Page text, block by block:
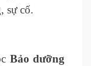
sự cố.
Bảo dưỡng